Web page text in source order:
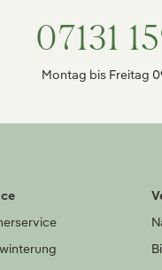
07131
Montag bis Freitag